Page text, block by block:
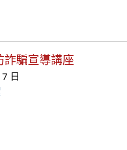
詐騙宣導講座
日